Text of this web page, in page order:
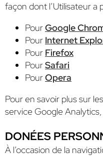
façon dont l’Utilisateur a
PourGoogle
Pour Internet
Pour Firefox
PourSafari
PourOpera
Pour en savoir plus sur
service Google Analytics,
DONÉES
À l’occasion de la